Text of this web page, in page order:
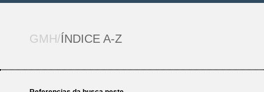
GMH/ÍNDICE A-Z